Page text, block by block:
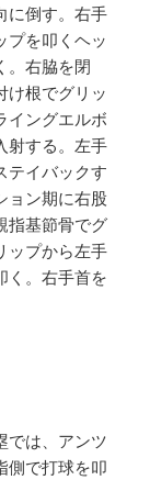
に倒す。右手
プを叩くヘッ
。右脇を閉
け根でグリッ
イングエルボ
射する。左手
テイバックす
ョン期に右股
指基節骨でグ
ップから左手
く。右手首を
では、アンツ
側で打球を叩